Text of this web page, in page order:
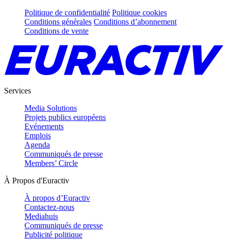
Politique de confidentialité Politique cookies
Conditions générales Conditions d’abonnement
Conditions de vente
Services
Media Solutions
Projets publics européens
Evénements
Emplois
Agenda
Communiqués de presse
Members’ Circle
À Propos d'Euractiv
À propos d’Euractiv
Contactez-nous
Mediahuis
Communiqués de presse
Publicité politique